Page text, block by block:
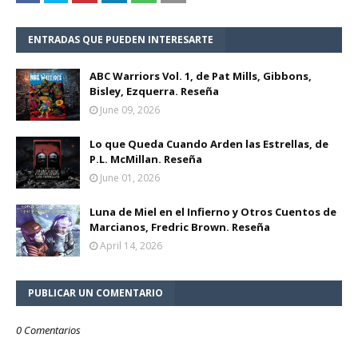
ENTRADAS QUE PUEDEN INTERESARTE
ABC Warriors Vol. 1, de Pat Mills, Gibbons,
Bisley, Ezquerra. Reseña
June 09, 2026
Lo que Queda Cuando Arden las Estrellas, de
P.L. McMillan. Reseña
June 01, 2026
Luna de Miel en el Infierno y Otros Cuentos de
Marcianos, Fredric Brown. Reseña
April 14, 2026
PUBLICAR UN COMENTARIO
0 Comentarios